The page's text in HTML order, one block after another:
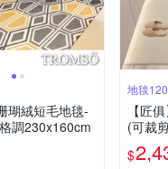
瑚絨短毛地毯-
調230x160cm
地毯
【匠
(可裁
簡約
家用門
$